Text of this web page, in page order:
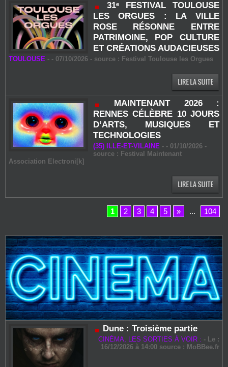
31ᵉ FESTIVAL TOULOUSE
LES ORGUES : LA VILLE
ROSE RÉSONNE ENTRE
PATRIMOINE, POP CULTURE
ET CRÉATIONS AUDACIEUSES
TOULOUSE - - 07/10/2026 - source : Festival Toulouse les Orgues
MAINTENANT 2026 :
RENNES CÉLÈBRE 10 JOURS
D’ARTS, MUSIQUES ET
TECHNOLOGIES
(35) ILLE-ET-VILAINE- - 01/10/2026 -
source : Festival Maintenant
Association Electroni[k]
1 2 3 4 5 » ... 104
Dune : Troisième partie
CINÉMA, LES SORTIES À VOIR : - Le :
16/12/2026 à 14:00 source : MoBBee.fr